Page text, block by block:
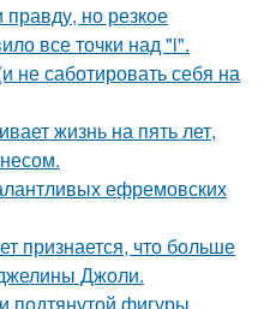
но резкое
все точки над "i".
не саботировать себя на
жизнь на пять лет,
ефремовских
признается, что больше
Джоли.